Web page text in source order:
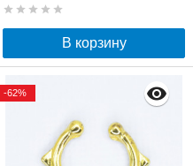
В корзину
-62%